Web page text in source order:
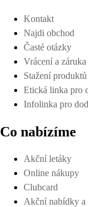
Kontakt
Najdi obchod
Časté otázky
Vrácení a záruka
Stažení produktů
Etická linka pro
Infolinka pro
Co nabízíme
Akční letáky
Online nákupy
Clubcard
Akční nabídky a